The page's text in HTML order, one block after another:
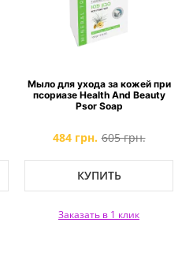
Мыло для ухода за кожей при
псориазе Health And Beauty
Psor Soap
484 грн. 605 грн.
КУПИТЬ
Заказать в 1 клик